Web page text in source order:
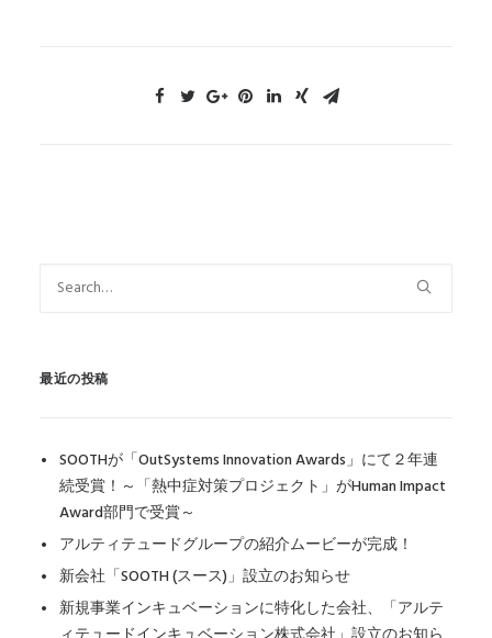
最近の投稿
SOOTHが「OutSystems Innovation Awards」にて２年連
続受賞！～「熱中症対策プロジェクト」がHuman Impact
Award部門で受賞～
アルティテュードグループの紹介ムービーが完成！
新会社「SOOTH (スース)」設立のお知らせ
新規事業インキュベーションに特化した会社、「アルテ